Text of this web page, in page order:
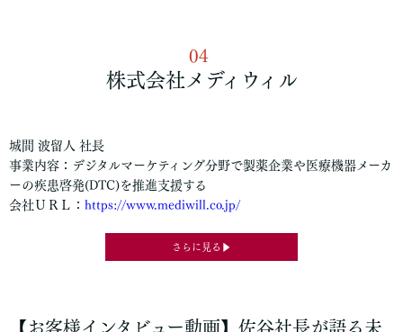
04
株式会社メディウィル
城間 波留人 社長
事業内容：デジタルマーケティング分野で製薬企業や医療機器メーカ
ーの疾患啓発(DTC)を推進支援する
会社ＵＲＬ： https://www.mediwill.co.jp/
さらに見る▶
【お客様インタビュー動画】 佐谷社長が語る未